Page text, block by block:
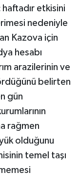
etkisini
nedeniyle
Kazova için
hesabı
arazilerinin ve
belirten
gün
rağmen
olduğunu
temel taşı